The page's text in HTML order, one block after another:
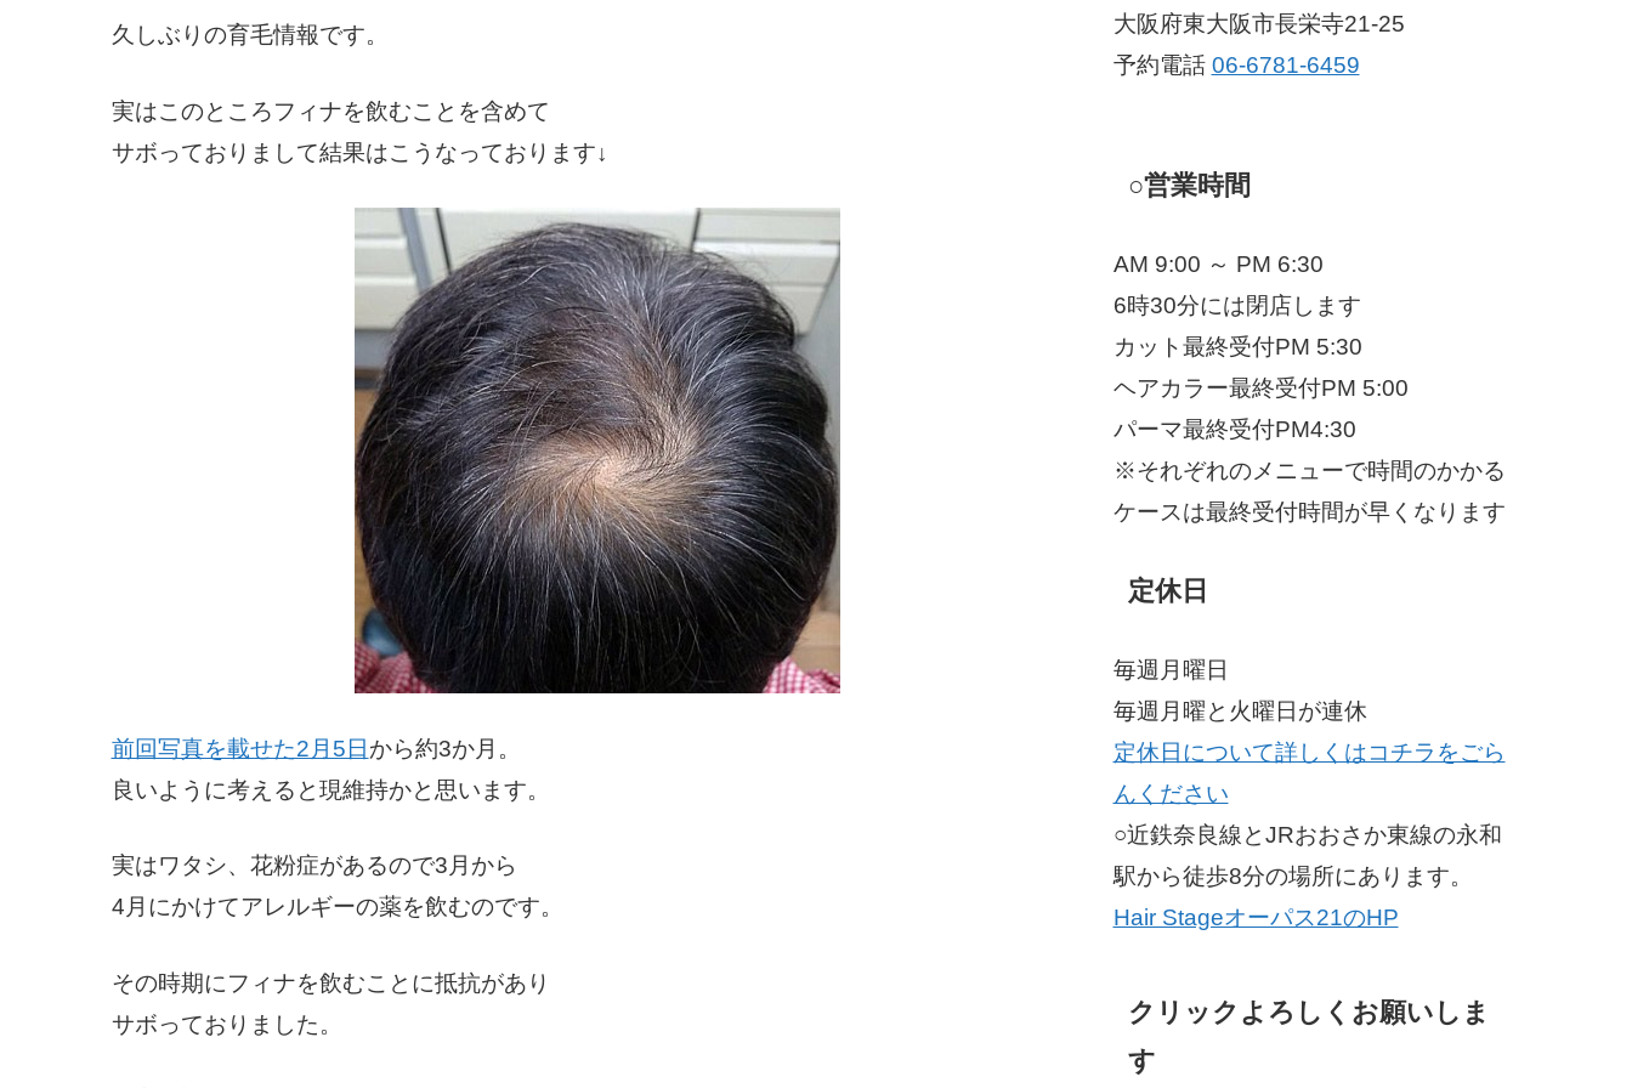
久しぶりの育毛情報です。
実はこのところフィナを飲むことを含めて
サボっておりまして結果はこうなっております↓
前回写真を載せた2月5日から約3か月。
良いように考えると現維持かと思います。
実はワタシ、花粉症があるので3月から
4月にかけてアレルギーの薬を飲むのです。
その時期にフィナを飲むことに抵抗があり
サボっておりました。
大阪府東大阪市長栄寺21-25
予約電話 06-6781-6459
○営業時間
AM 9:00 ～ PM 6:30
6時30分には閉店します
カット最終受付PM 5:30
ヘアカラー最終受付PM 5:00
パーマ最終受付PM4:30
※それぞれのメニューで時間のかかる
ケースは最終受付時間が早くなります
定休日
毎週月曜日
毎週月曜と火曜日が連休
定休日について詳しくはコチラをごら
んください
○近鉄奈良線とJRおおさか東線の永和
駅から徒歩8分の場所にあります。
Hair Stageオーパス21のHP
クリックよろしくお願いしま
す